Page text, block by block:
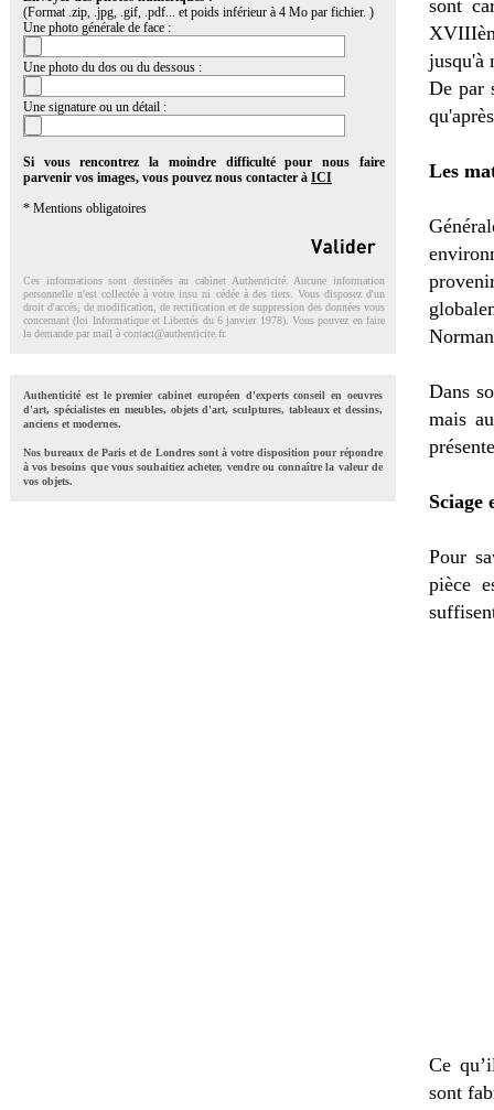
(Format .zip, .jpg, .gif, .pdf... et poids inférieur à 4 Mo par fichier. )
Une photo générale de face :
Une photo du dos ou du dessous :
Une signature ou un détail :
Si vous rencontrez la moindre difficulté pour nous faire
parvenir vos images, vous pouvez nous contacter à ICI
* Mentions obligatoires
Ces informations sont destinées au cabinet Authenticité. Aucune information
personnelle n'est collectée à votre insu ni cédée à des tiers. Vous disposez d'un
droit d'accés, de modification, de rectification et de suppression des données vous
concernant (loi Informatique et Libertés du 6 janvier 1978). Vous pouvez en faire
la demande par mail à contact@authenticite.fr.
Authenticité est le premier cabinet européen d'experts conseil en oeuvres
d'art, spécialistes en meubles, objets d'art, sculptures, tableaux et dessins,
anciens et modernes.
Nos bureaux de Paris et de Londres sont à votre disposition pour répondre
à vos besoins que vous souhaitiez acheter, vendre ou connaître la valeur de
vos objets.
sont
jusqu'à
De par
Les
Dans
mais
Sciage
Pour
pièce
Ce
sont